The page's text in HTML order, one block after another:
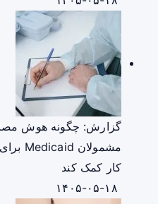
گزارش: چگونه هوش
کار کمک کند